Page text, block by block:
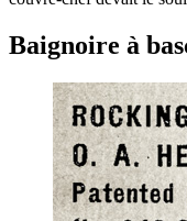
Baignoire à